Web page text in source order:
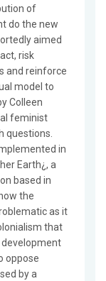
of
do the new
aimed
risk
and reinforce
model to
Colleen
feminist
questions.
in
Earth¿, a
based in
the
as it
that
oppose
by a